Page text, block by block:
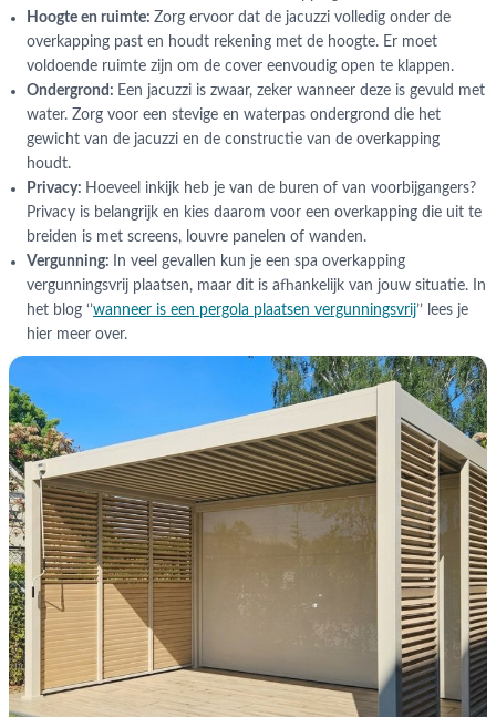
Hoogte en ruimte: Zorg ervoor dat de jacuzzi volledig onder de
overkapping past en houdt rekening met de hoogte. Er moet
voldoende ruimte zijn om de cover eenvoudig open te klappen.
Ondergrond: Een jacuzzi is zwaar, zeker wanneer deze is gevuld met
water. Zorg voor een stevige en waterpas ondergrond die het
gewicht van de jacuzzi en de constructie van de overkapping
houdt.
Privacy: Hoeveel inkijk heb je van de buren of van voorbijgangers?
Privacy is belangrijk en kies daarom voor een overkapping die uit te
breiden is met screens, louvre panelen of wanden.
Vergunning:
In veel gevallen kun je een spa overkapping
vergunningsvrij plaatsen, maar dit is afhankelijk van jouw situatie. In
het blog ‘’wanneer is een pergola plaatsen vergunningsvrij’’ lees je
hier meer over.